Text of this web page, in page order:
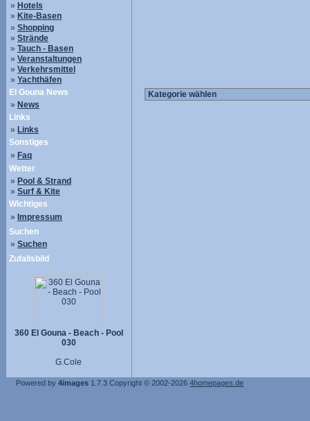
» Hotels
» Kite-Basen
» Shopping
» Strände
» Tauch - Basen
» Veranstaltungen
» Verkehrsmittel
» Yachthäfen
El Gouna News
» News
Links
» Links
Sonstiges
» Faq
Wetter
» Pool & Strand
» Surf & Kite
Wichtiges
» Impressum
Suchen
» Suchen
Zufallsbild
360 El Gouna - Beach - Pool
030
G.Cole
Powered by 4images 1.7.3 Copyright © 2002-2026 4homepages.de